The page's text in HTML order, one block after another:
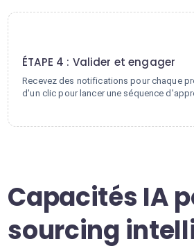
ÉTAPE 4 : Valider et engager
Recevez des notifications pour chaque
d'un clic pour lancer une séquence
Capacités IA
sourcing